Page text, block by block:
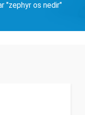
"zephyr os nedir"